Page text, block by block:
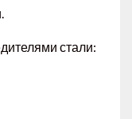
стали: